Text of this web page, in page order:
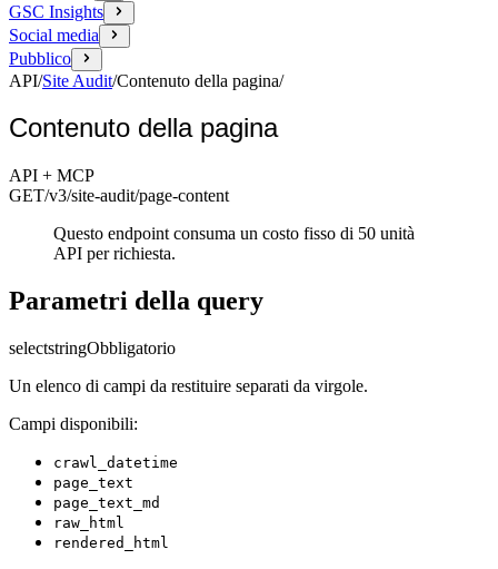
GSC Insights
Social media
Pubblico
API/Site Audit/Contenuto della pagina/
Contenuto della pagina
API + MCP
GET/v3/site-audit/page-content
Questo endpoint consuma un costo fisso di 50 unità
API per richiesta.
Parametri della query
selectstringObbligatorio
Un elenco di campi da restituire separati da virgole.
Campi disponibili:
crawl_datetime
page_text
page_text_md
raw_html
rendered_html